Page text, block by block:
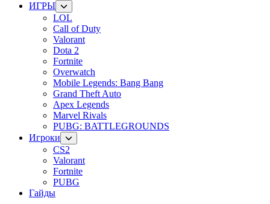
ИГРЫ
LOL
Call of Duty
Valorant
Dota 2
Fortnite
Overwatch
Mobile Legends: Bang Bang
Grand Theft Auto
Apex Legends
Marvel Rivals
PUBG: BATTLEGROUNDS
Игроки
CS2
Valorant
Fortnite
PUBG
Гайды